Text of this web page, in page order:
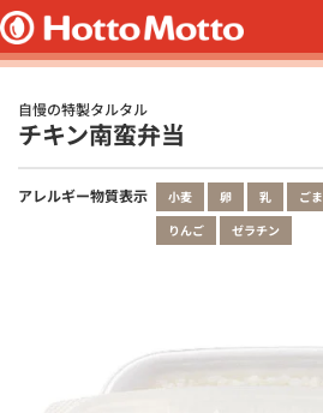
自慢の特製タルタル
チキン南蛮弁当
アレルギー物質表示 小麦 卵 乳 ごま
りんご
ゼラチン